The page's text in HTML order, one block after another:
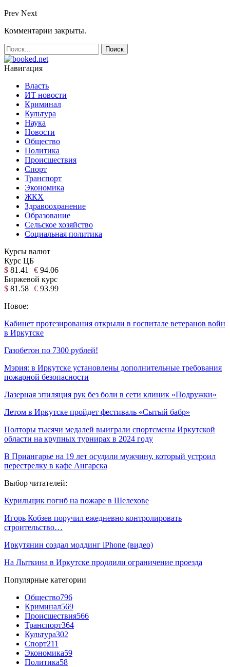
Prev Next
Комментарии закрыты.
Навигация
Власть
ИТ новости
Криминал
Культура
Наука
Новости
Общество
Политика
Происшествия
Спорт
Транспорт
Экономика
ЖКХ
Здравоохранение
Образование
Сельское хозяйство
Социальная политика
Курсы валют
Курс ЦБ
$ 81.41 € 94.06
Биржевой курс
$ 81.58 € 93.99
Новое:
Кабинет протезирования открыли в госпитале ветеранов войн
в Иркутске
Газобетон по 7300 рублей!
Мэрия: в Иркутске установлены дополнительные требования
пожарной безопасности
Лазерная эпиляция рук без боли в сети клиник «Подружки»
Летом в Иркутске пройдет фестиваль «Сытый бабр»
Полторы тысячи медалей выиграли спортсмены Иркутской
области на крупных турнирах в 2024 году
В Приангарье на 19 лет осудили мужчину, который устроил
перестрелку в кафе Ангарска
Выбор читателей:
Курильщик погиб на пожаре в Шелехове
Игорь Кобзев поручил ежедневно контролировать
строительство…
Иркутянин создал моддинг iPhone (видео)
На Лыткина в Иркутске продлили ограничение проезда
Популярные категории
Общество796
Криминал569
Происшествия566
Транспорт364
Культура302
Спорт211
Экономика59
Политика58